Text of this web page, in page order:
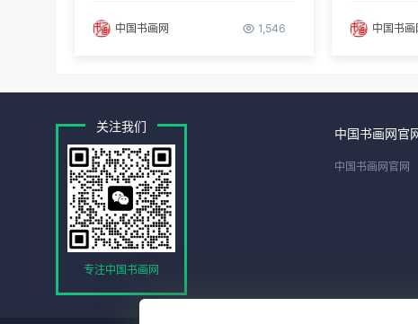
中国书画网 1,546 中国书画
关注我们
专注中国书画网
中国书画网官
中国书画网官网